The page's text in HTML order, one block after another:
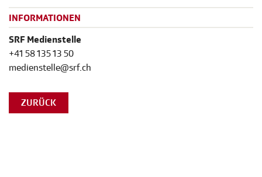
INFORMATIONEN
SRF Medienstelle
+41 58 135 13 50
medienstelle@srf.ch
ZURÜCK